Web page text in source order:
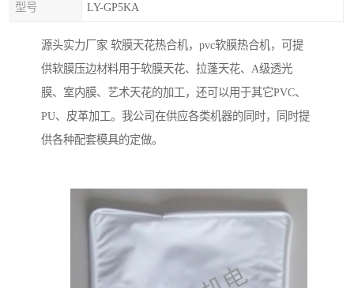
型号 LY-GP5KA
源头实力厂家 软膜天花热合机，pvc软膜热合机，可提
供软膜压边材料用于软膜天花、拉蓬天花、A级透光
膜、室内膜、艺术天花的加工，还可以用于其它PVC、
PU、皮革加工。我公司在供应各类机器的同时，同时提
供各种配套模具的定做。